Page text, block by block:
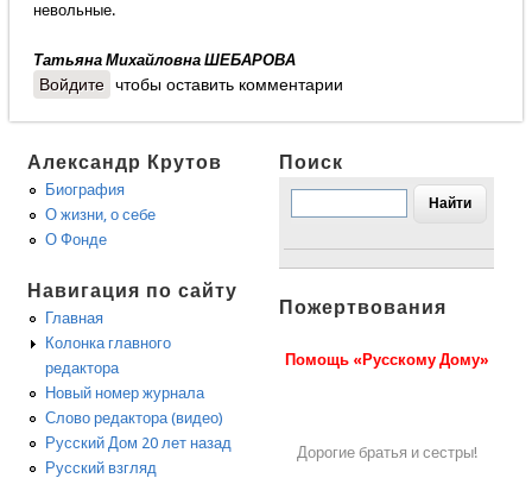
невольные.
Татьяна Михайловна ШЕБАРОВА
Войдите чтобы оставить комментарии
Александр Крутов
Биография
О жизни, о себе
О Фонде
Навигация по сайту
Главная
Колонка главного
редактора
Новый номер журнала
Слово редактора (видео)
Русский Дом 20 лет назад
Русский взгляд
Поиск
Пожертвования
Помощь «Русскому Дому»
Дорогие братья и сестры!